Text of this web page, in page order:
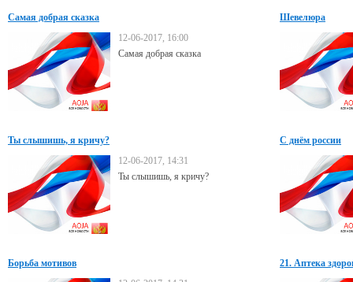
Самая добрая сказка
12-06-2017, 16:00
Самая добрая сказка
Шевелюра
Ты слышишь, я кричу?
12-06-2017, 14:31
Ты слышишь, я кричу?
С днём россии
Борьба мотивов
21. Аптека